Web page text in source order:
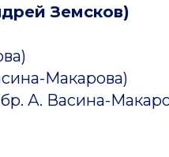
Земсков)
Макарова)
А. Васина-